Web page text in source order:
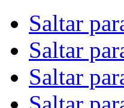
Saltar
Saltar
Saltar